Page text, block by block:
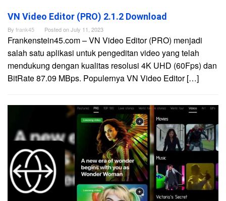
VN Video Editor (PRO) 2.1.2 Download
By frank45 Posted onJuly 11, 2023
Frankenstein45.com – VN Video Editor (PRO) menjadi
salah satu aplikasi untuk pengeditan video yang telah
mendukung dengan kualitas resolusi 4K UHD (60Fps) dan
BitRate 87.09 MBps. Populernya VN Video Editor […]